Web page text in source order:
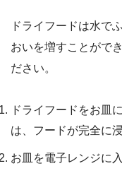
ドライフードは水で
おいを増すことがで
ださい。
ドライフードをお皿
は、フードが完全に
お皿を電子レンジに